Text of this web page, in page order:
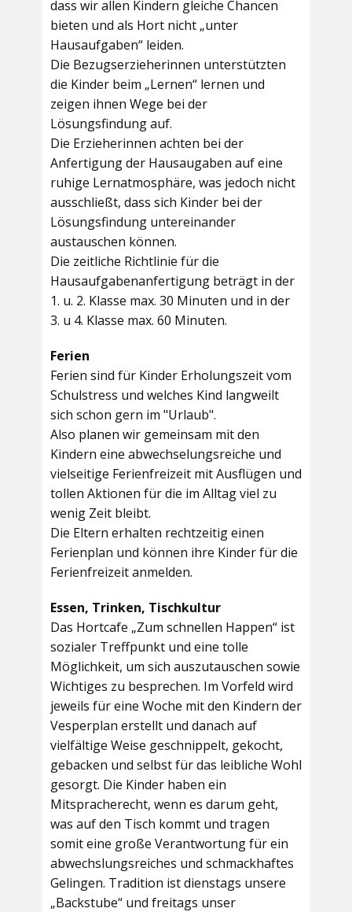
dass wir allen Kindern gleiche Chancen
bieten und als Hort nicht „unter
Hausaufgaben“ leiden.
Die Bezugserzieherinnen unterstützten
die Kinder beim „Lernen“ lernen und
zeigen ihnen Wege bei der
Lösungsfindung auf.
Die Erzieherinnen achten bei der
Anfertigung der Hausaugaben auf eine
ruhige Lernatmosphäre, was jedoch nicht
ausschließt, dass sich Kinder bei der
Lösungsfindung untereinander
austauschen können.
Die zeitliche Richtlinie für die
Hausaufgabenanfertigung beträgt in der
1. u. 2. Klasse max. 30 Minuten und in der
3. u 4. Klasse max. 60 Minuten.
Ferien
Ferien sind für Kinder Erholungszeit vom
Schulstress und welches Kind langweilt
sich schon gern im "Urlaub".
Also planen wir gemeinsam mit den
Kindern eine abwechselungsreiche und
vielseitige Ferienfreizeit mit Ausflügen und
tollen Aktionen für die im Alltag viel zu
wenig Zeit bleibt.
Die Eltern erhalten rechtzeitig einen
Ferienplan und können ihre Kinder für die
Ferienfreizeit anmelden.
Essen, Trinken, Tischkultur
Das Hortcafe „Zum schnellen Happen“ ist
sozialer Treffpunkt und eine tolle
Möglichkeit, um sich auszutauschen sowie
Wichtiges zu besprechen. Im Vorfeld wird
jeweils für eine Woche mit den Kindern der
Vesperplan erstellt und danach auf
vielfältige Weise geschnippelt, gekocht,
gebacken und selbst für das leibliche Wohl
gesorgt. Die Kinder haben ein
Mitspracherecht, wenn es darum geht,
was auf den Tisch kommt und tragen
somit eine große Verantwortung für ein
abwechslungsreiches und schmackhaftes
Gelingen. Tradition ist dienstags unsere
„Backstube“ und freitags unser